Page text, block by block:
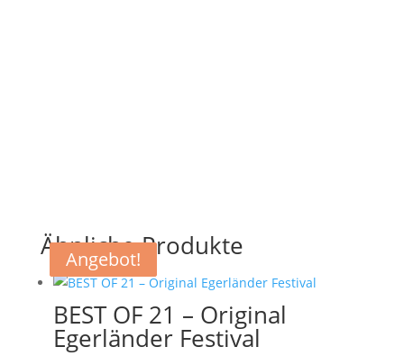
Ähnliche Produkte
Angebot!
BEST OF 21 – Original
Egerländer Festival
Angebot!